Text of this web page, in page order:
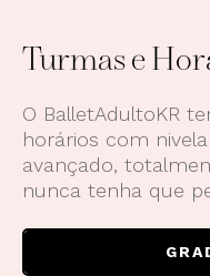
Turmas e
O BalletAdultoKR
horários com
avançado,
nunca tenha que